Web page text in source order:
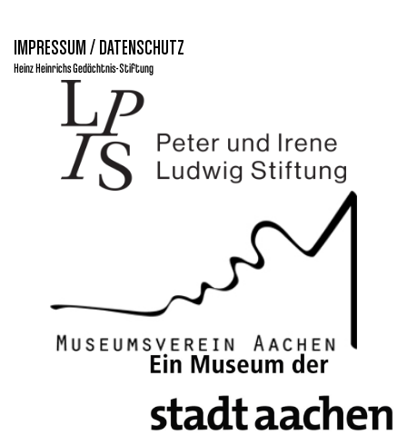
IMPRESSUM / DATENSCHUTZ
Heinz Heinrichs Gedächtnis-Stiftung